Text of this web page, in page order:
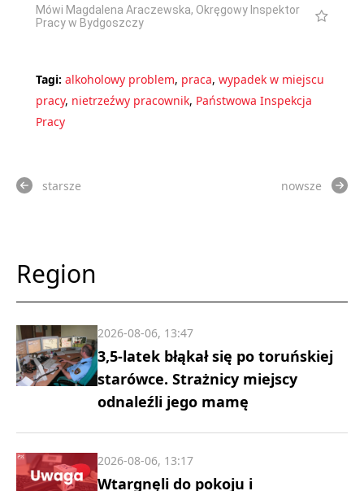
Mówi Magdalena Araczewska, Okręgowy Inspektor
Pracy w Bydgoszczy
Tagi: alkoholowy problem, praca, wypadek w miejscu
pracy, nietrzeźwy pracownik, Państwowa Inspekcja
Pracy
starsze nowsze
Region
3,5-latek błąkał się po toruńskiej
starówce. Strażnicy miejscy
odnaleźli jego mamę
2026-08-06, 13:47
Wtargnęli do pokoju i
2026-08-06, 13:17